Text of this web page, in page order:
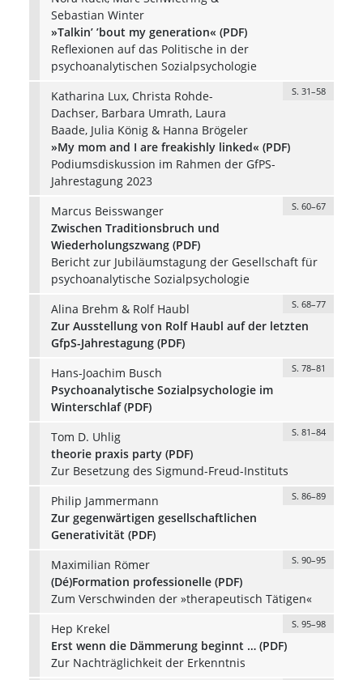
Sebastian Winter
»Talkin’ ’bout my generation« (PDF)
Reflexionen auf das Politische in der
psychoanalytischen Sozialpsychologie
Katharina Lux, Christa Rohde-
Dachser, Barbara Umrath, Laura
Baade, Julia König & Hanna Brögeler
S. 31–58
»My mom and I are freakishly linked« (PDF)
Podiumsdiskussion im Rahmen der GfPS-
Jahrestagung 2023
Marcus Beisswanger
S. 60–67
Zwischen Traditionsbruch und
Wiederholungszwang (PDF)
Bericht zur Jubiläumstagung der Gesellschaft für
psychoanalytische Sozialpsychologie
Alina Brehm & Rolf Haubl
S. 68–77
Zur Ausstellung von Rolf Haubl auf der letzten
GfpS-Jahrestagung (PDF)
Hans-Joachim Busch
S. 78–81
Psychoanalytische Sozialpsychologie im
Winterschlaf (PDF)
Tom D. Uhlig
S. 81–84
theorie praxis party (PDF)
Zur Besetzung des Sigmund-Freud-Instituts
Philip Jammermann
S. 86–89
Zur gegenwärtigen gesellschaftlichen
Generativität (PDF)
Maximilian Römer
S. 90–95
(Dé)Formation professionelle (PDF)
Zum Verschwinden der »therapeutisch Tätigen«
Hep Krekel
S. 95–98
Erst wenn die Dämmerung beginnt … (PDF)
Zur Nachträglichkeit der Erkenntnis